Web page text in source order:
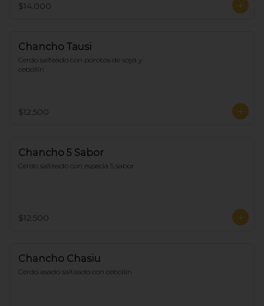
$14.000
Chancho Tausi
Cerdo salteado con porotos de soya y
cebollín
$12.500
Chancho 5 Sabor
Cerdo salteado con especia 5 sabor
$12.500
Chancho Chasiu
Cerdo asado salteado con cebollín